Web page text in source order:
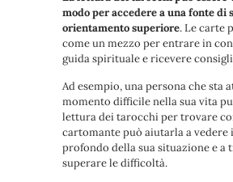
modo per accedere a una fonte di
orientamento superiore. Le carte
come un mezzo per entrare in
guida spirituale e ricevere
Ad esempio, una persona che sta
momento difficile nella sua vita
lettura dei tarocchi per trovare
cartomante può aiutarla a
profondo della sua situazione e a
superare le difficoltà.